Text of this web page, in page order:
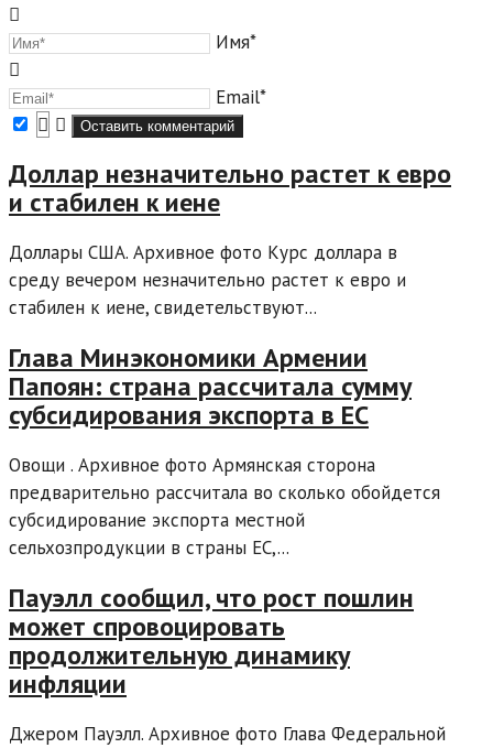
Имя*
Email*
Доллар незначительно растет к евро
и стабилен к иене
Доллары США. Архивное фото Курс доллара в
среду вечером незначительно растет к евро и
стабилен к иене, свидетельствуют...
Глава Минэкономики Армении
Папоян: страна рассчитала сумму
субсидирования экспорта в ЕС
Овощи . Архивное фото Армянская сторона
предварительно рассчитала во сколько обойдется
субсидирование экспорта местной
сельхозпродукции в страны ЕС,...
Пауэлл сообщил, что рост пошлин
может спровоцировать
продолжительную динамику
инфляции
Джером Пауэлл. Архивное фото Глава Федеральной